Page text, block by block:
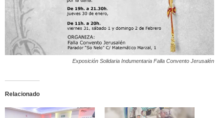
Exposición Solidaria Indumentaria Falla Convento Jerusalén
Relacionado